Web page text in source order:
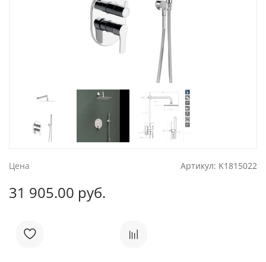
Цена Артикул: K1815022
31 905.00 руб.